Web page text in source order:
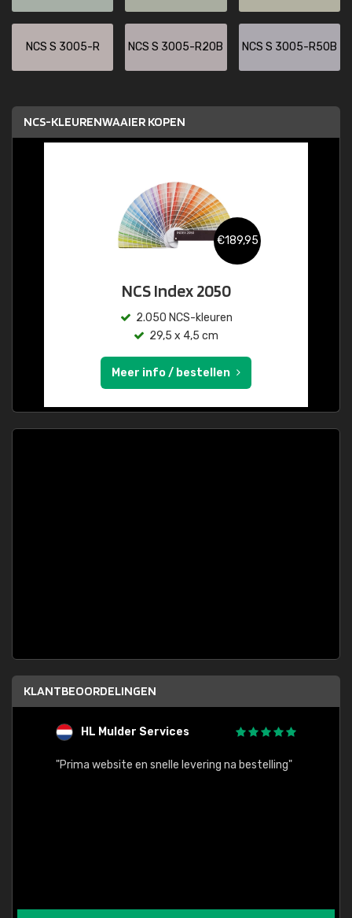
NCS S 3005-R NCS S 3005-R20B NCS S 3005-R50B
NCS-KLEURENWAAIER KOPEN
€189,95
NCS Index 2050
2.050 NCS-kleuren
29,5 x 4,5 cm
Meer info / bestellen
KLANTBEOORDELINGEN
HL Mulder Services
"Prima website en snelle levering na bestelling"